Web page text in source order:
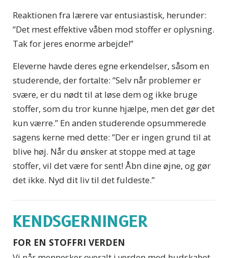
Reaktionen fra lærere var entusiastisk, herunder:
”Det mest effektive våben mod stoffer er oplysning.
Tak for jeres enorme arbejde!”
Eleverne havde deres egne erkendelser, såsom en
studerende, der fortalte: ”Selv når problemer er
svære, er du nødt til at løse dem og ikke bruge
stoffer, som du tror kunne hjælpe, men det gør det
kun værre.” En anden studerende opsummerede
sagens kerne med dette: ”Der er ingen grund til at
blive høj. Når du ønsker at stoppe med at tage
stoffer, vil det være for sent! Åbn dine øjne, og gør
det ikke. Nyd dit liv til det fuldeste.”
KENDSGERNINGER
FOR EN STOFFRI VERDEN